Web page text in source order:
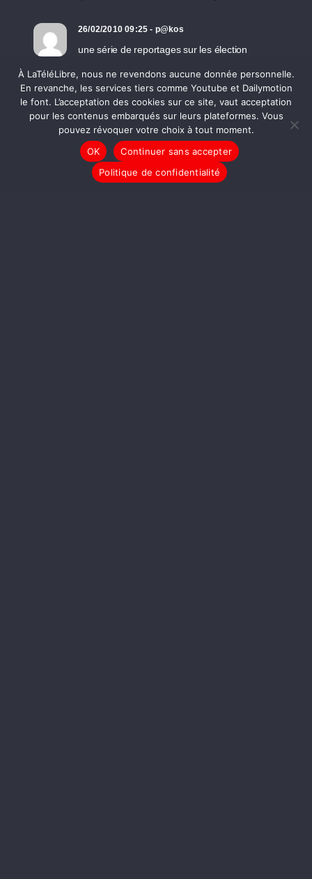
26/02/2010 09:25 - p@kos
une série de reportages sur les élection
pas un peu réducteur et parisianiste ? sinon
c'est vrai que le journaliste en herbe a encore
du boulot pour affuter ses questions..mais bon
faut bien commencer hein ? peut-être aussi
choisir quelqu'un de moins médiatique et
visible que Pécresse que j'ai vraiment eu du
mal a écouter et regarder ... j'ai du m'y
À LaTéléLibre, nous ne revendons aucune donnée personnelle.
En revanche, les services tiers comme Youtube et Dailymotion
le font. L’acceptation des cookies sur ce site, vaut acceptation
pour les contenus embarqués sur leurs plateformes. Vous
pouvez révoquer votre choix à tout moment.
OK
Continuer sans accepter
Politique de confidentialité